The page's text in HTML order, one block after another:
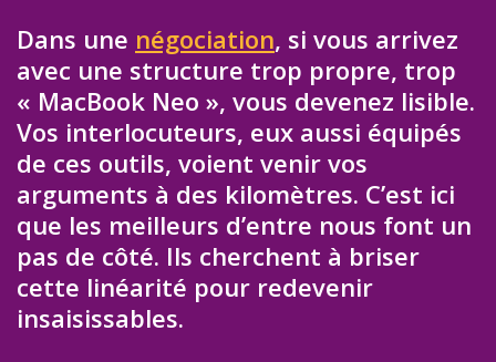
Dans une négociation, si vous arrivez
avec une structure trop propre, trop
« MacBook Neo », vous devenez lisible.
Vos interlocuteurs, eux aussi équipés
de ces outils, voient venir vos
arguments à des kilomètres. C’est ici
que les meilleurs d’entre nous font un
pas de côté. Ils cherchent à briser
cette linéarité pour redevenir
insaisissables.